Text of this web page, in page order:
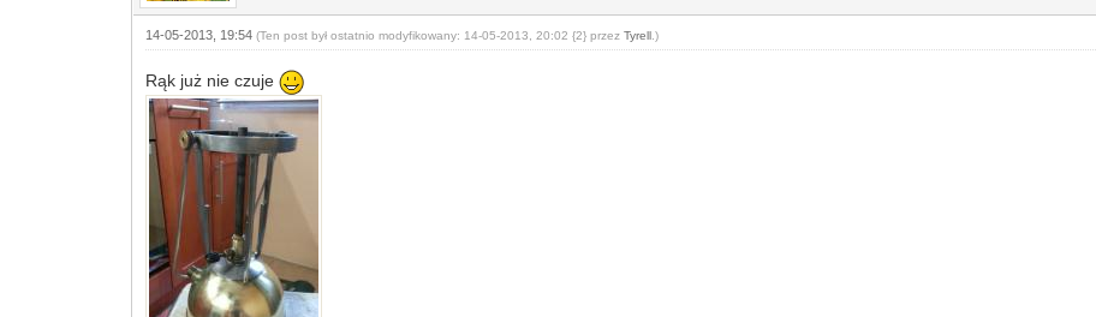
14-05-2013, 19:54(Ten post był ostatnio modyfikowany: 14-05-2013, 20:02 {2} przezTyrell .)
Rąk już nie czuje